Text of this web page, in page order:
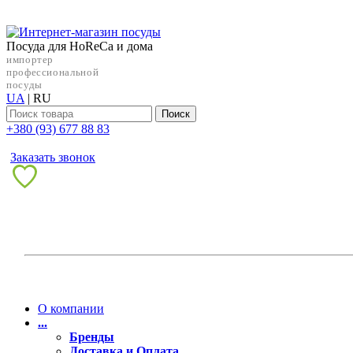
Посуда для HoReCa и дома
импортер
профессиональной
посуды
UA | RU
Поиск
+38‎0 (93) 677 88 83
Заказать звонок
О компании
...
Бренды